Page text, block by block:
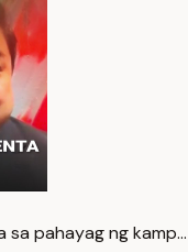
sa pahayag ng kamp…